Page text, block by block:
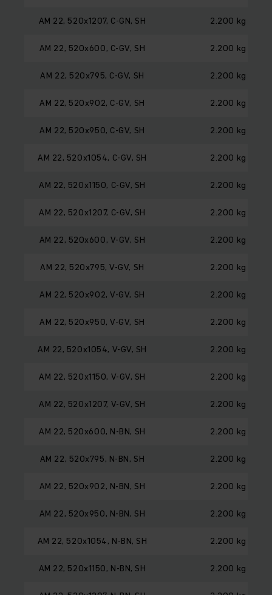
AM 22, 520x1207, C-GN, SH 2.200 kg
AM 22, 520x600, C-GV, SH 2.200 kg
AM 22, 520x795, C-GV, SH 2.200 kg
AM 22, 520x902, C-GV, SH 2.200 kg
AM 22, 520x950, C-GV, SH 2.200 kg
AM 22, 520x1054, C-GV, SH 2.200 kg
AM 22, 520x1150, C-GV, SH 2.200 kg
AM 22, 520x1207, C-GV, SH 2.200 kg
AM 22, 520x600, V-GV, SH 2.200 kg
AM 22, 520x795, V-GV, SH 2.200 kg
AM 22, 520x902, V-GV, SH 2.200 kg
AM 22, 520x950, V-GV, SH 2.200 kg
AM 22, 520x1054, V-GV, SH 2.200 kg
AM 22, 520x1150, V-GV, SH 2.200 kg
AM 22, 520x1207, V-GV, SH 2.200 kg
AM 22, 520x600, N-BN, SH 2.200 kg
AM 22, 520x795, N-BN, SH 2.200 kg
AM 22, 520x902, N-BN, SH 2.200 kg
AM 22, 520x950, N-BN, SH 2.200 kg
AM 22, 520x1054, N-BN, SH 2.200 kg
AM 22, 520x1150, N-BN, SH 2.200 kg